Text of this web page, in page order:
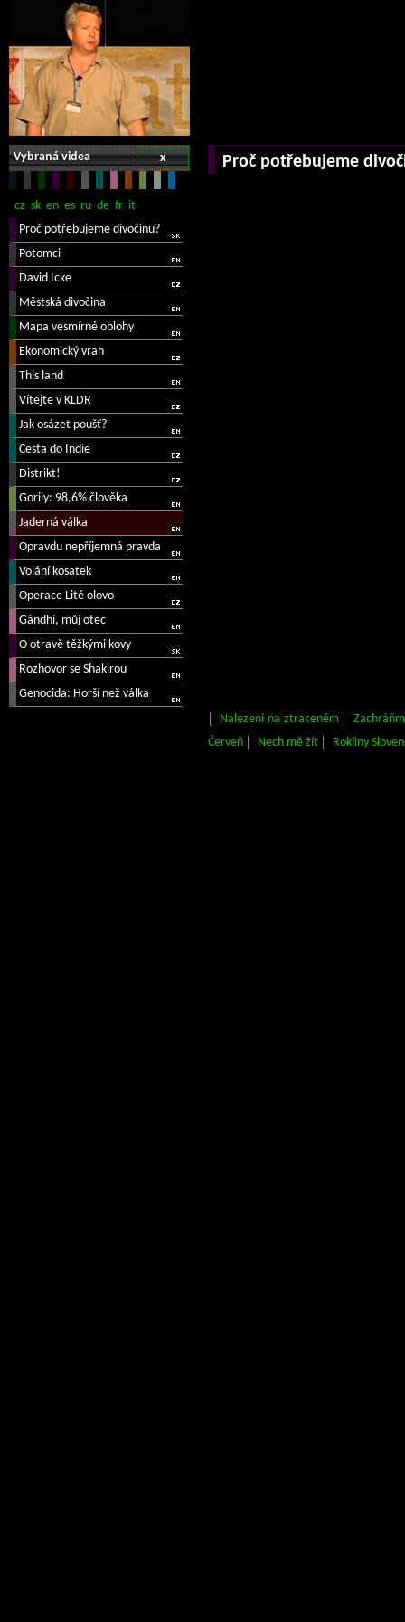
x
Vybraná videa Proč potřebujeme
Nalezeni na ztraceném
Červeň
Nech mě žít Rokliny